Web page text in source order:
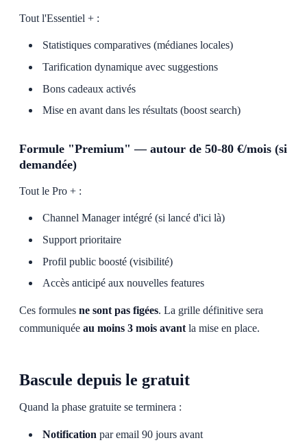
Tout l'Essentiel + :
Statistiques comparatives (médianes locales)
Tarification dynamique avec suggestions
Bons cadeaux activés
Mise en avant dans les résultats (boost search)
Formule "Premium" — autour de 50-80 €/mois (si
demandée)
Tout le Pro + :
Channel Manager intégré (si lancé d'ici là)
Support prioritaire
Profil public boosté (visibilité)
Accès anticipé aux nouvelles features
Ces formules ne sont pas figées. La grille définitive sera
communiquée au moins 3 mois avant la mise en place.
Bascule depuis le gratuit
Quand la phase gratuite se terminera :
Notification par email 90 jours avant